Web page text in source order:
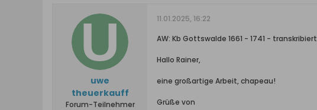
uwe
theuerkauff
Forum-Teilnehmer
11.01.2025, 16:22
AW: Kb Gottswalde 1661 - 1741 - transkribiert
Hallo Rainer,
eine großartige Arbeit, chapeau!
Grüße von